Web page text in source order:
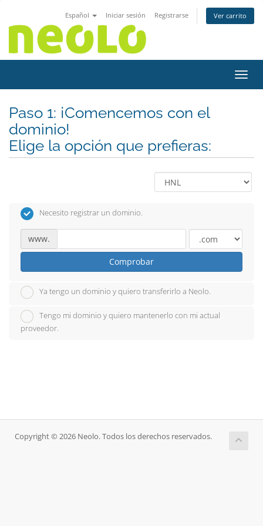
Español Iniciar sesión Registrarse Ver carrito
Paso 1: ¡Comencemos con el
dominio!
Elige la opción que prefieras:
Necesito registrar un dominio.
www.
Comprobar
Ya tengo un dominio y quiero transferirlo a Neolo.
Tengo mi dominio y quiero mantenerlo con mi actual
proveedor.
Copyright © 2026 Neolo. Todos los derechos reservados.